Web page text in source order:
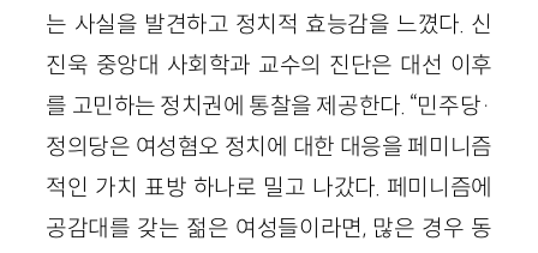
는 사실을 발견하고 정치적 효능감을 느꼈다. 신
진욱 중앙대 사회학과 교수의 진단은 대선 이후
를 고민하는 정치권에 통찰을 제공한다. “민주당·
정의당은 여성혐오 정치에 대한 대응을 페미니즘
적인 가치 표방 하나로 밀고 나갔다. 페미니즘에
공감대를 갖는 젊은 여성들이라면, 많은 경우 동